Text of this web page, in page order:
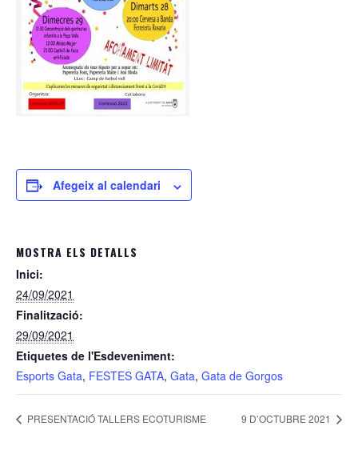
Afegeix al calendari
MOSTRA ELS DETALLS
Inici:
24/09/2021
Finalització:
29/09/2021
Etiquetes de l'Esdeveniment:
Esports Gata, FESTES GATA, Gata, Gata de Gorgos
PRESENTACIÓ TALLERS ECOTURISME 9 D’OCTUBRE 2021